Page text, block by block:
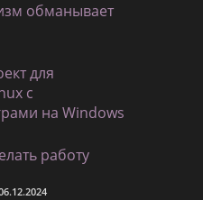
обманывает
для
с
на Windows
работу